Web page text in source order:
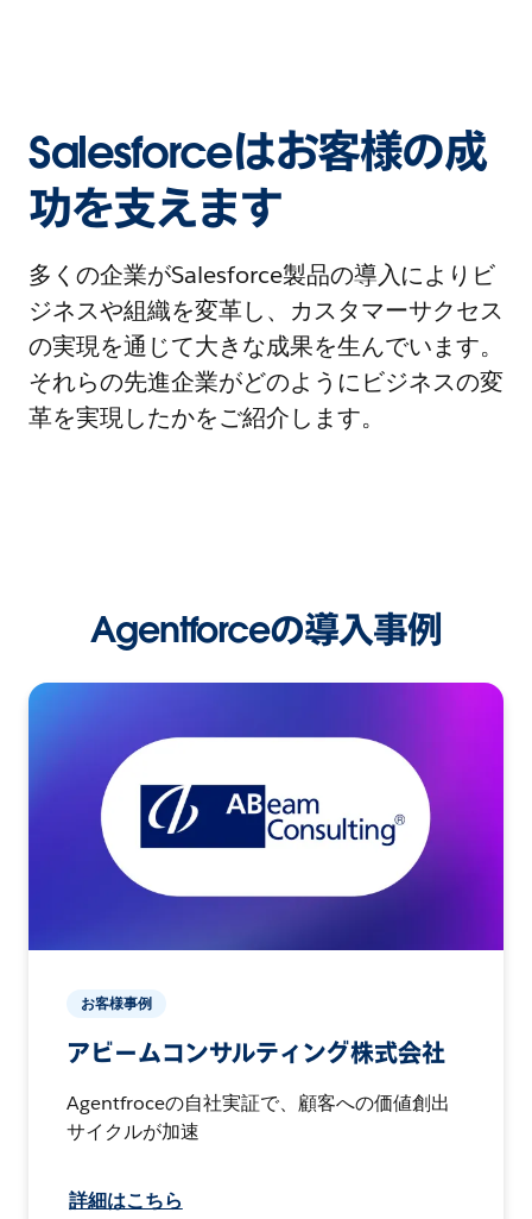
Salesforceはお客様の成
功を支えます
多くの企業がSalesforce製品の導入によりビ
ジネスや組織を変革し、カスタマーサクセス
の実現を通じて大きな成果を生んでいます。
それらの先進企業がどのようにビジネスの変
革を実現したかをご紹介します。
Agentforceの導入事例
お客様事例
アビームコンサルティング株式会社
Agentfroceの自社実証で、顧客への価値創出
サイクルが加速
詳細はこちら